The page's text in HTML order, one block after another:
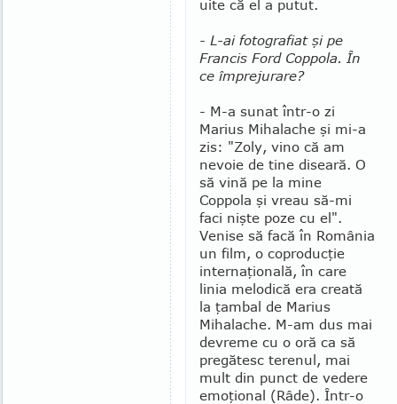
uite că el a putut.
- L-ai fotografiat şi pe
Francis Ford Coppola. În
ce împrejurare?
- M-a sunat într-o zi
Marius Mihalache şi mi-a
zis: "Zoly, vino că am
nevoie de tine di­seară. O
să vină pe la mine
Coppola şi vreau să-mi
faci nişte poze cu el".
Venise să facă în Ro­mânia
un film, o coproducţie
interna­ţio­nală, în care
linia melodică era creată
la ţambal de Marius
Mihalache. M-am dus mai
devreme cu o oră ca să
pregătesc terenul, mai
mult din punct de vedere
emoţional (Râde). Într-o